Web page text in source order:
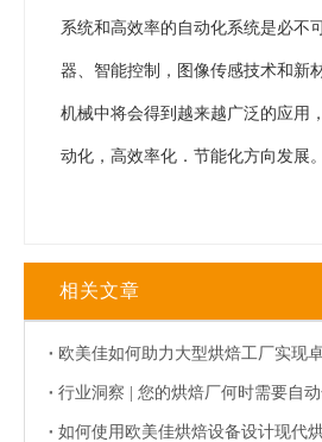
系统和高效率的自动化系统是必不
器、智能控制，图像传感技术和新
机械中将会得到越来越广泛的应用
动化，高效率化．节能化方向发展。
相关文章
欧美佳如何助力大型烘焙工厂实现
行业洞察 | 您的烘焙厂何时需要自
如何使用欧美佳烘焙设备设计现代